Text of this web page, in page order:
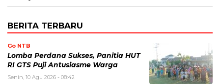
BERITA TERBARU
Go NTB
Lomba Perdana Sukses, Panitia HUT
RI GTS Puji Antusiasme Warga
Senin, 10 Agu 2026 - 08:42